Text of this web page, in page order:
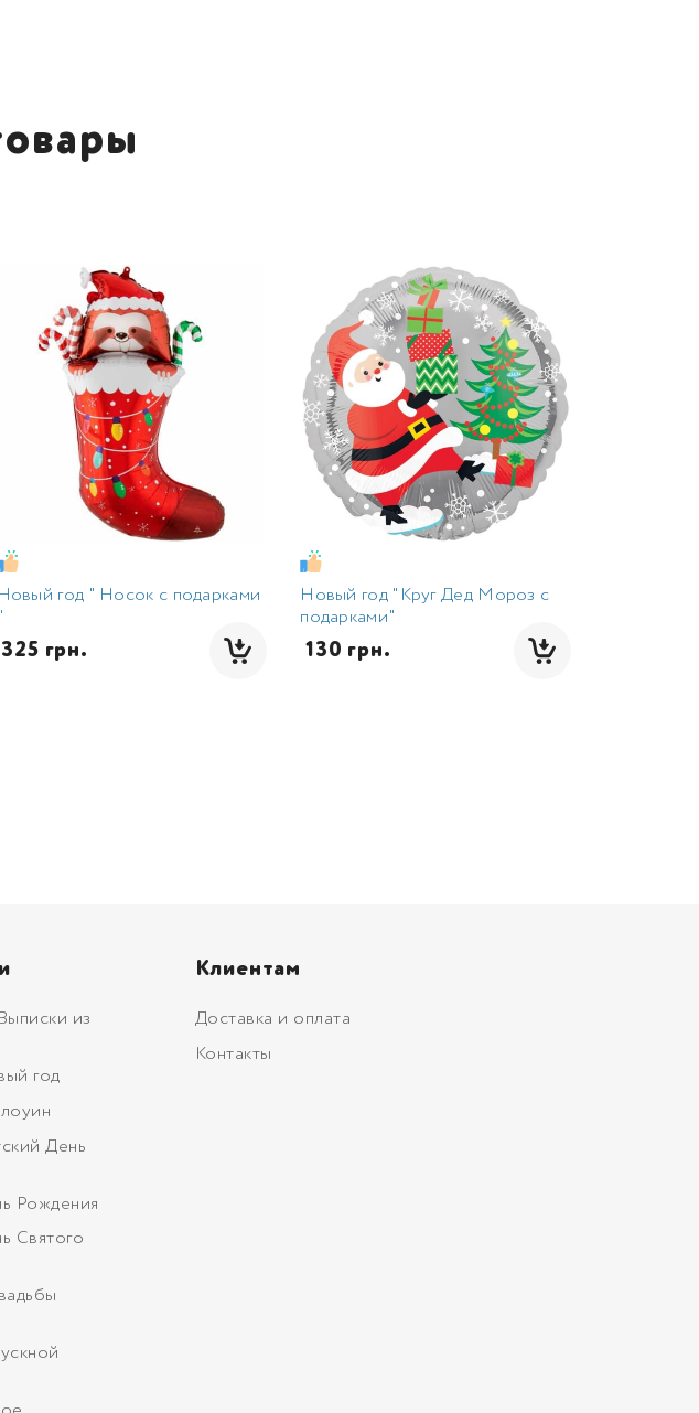
Новый год " Носок с подарками
"
325 грн.
Новый год "Круг Дед Мороз с
подарками"
130 грн.
из
год
День
Рождения
Святого
Клиентам
Доставка и оплата
Контакты